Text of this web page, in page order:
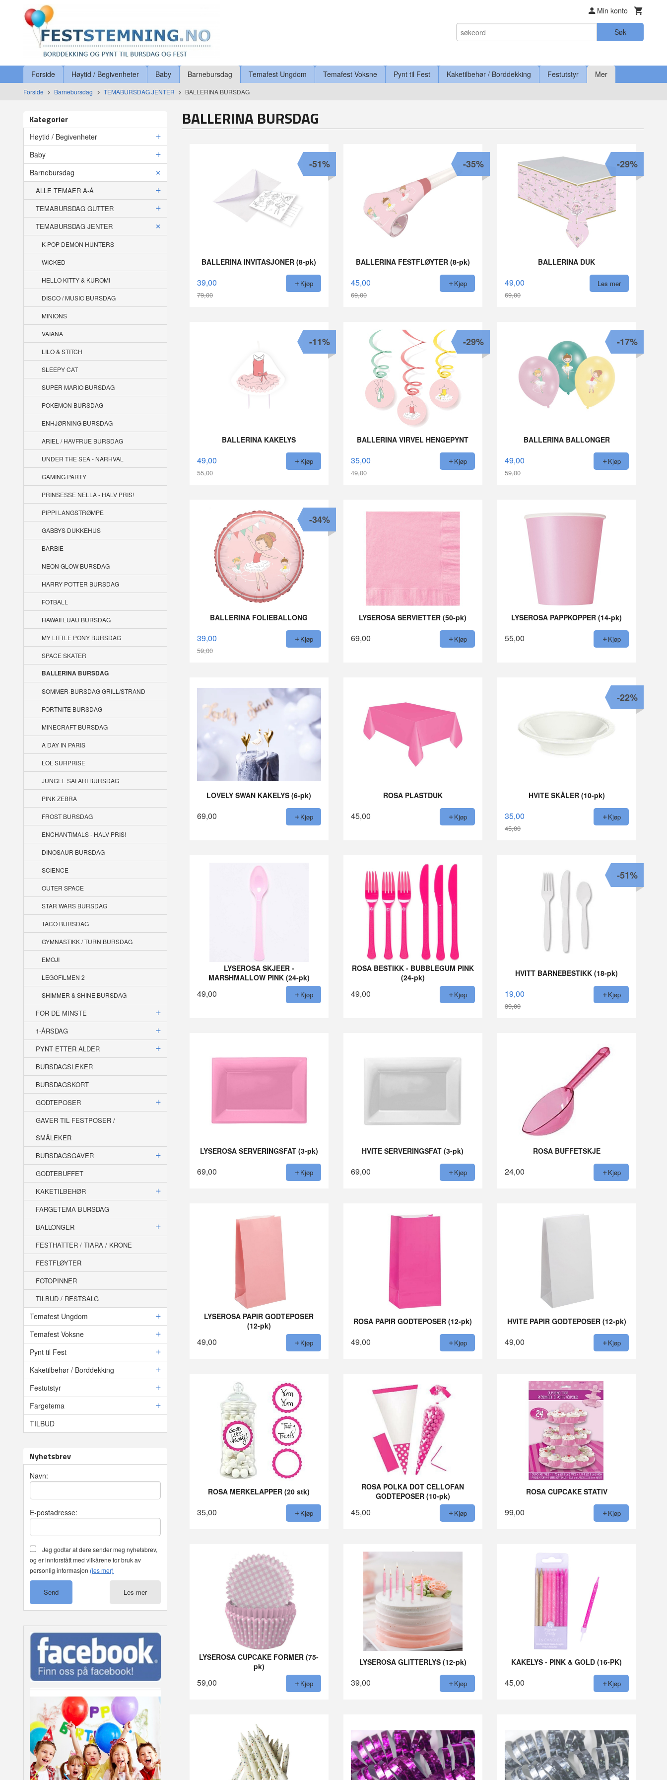
innholdet
Min konto
Søk
Produkter
Forside Høytid / Begivenheter Baby Barnebursdag Temafest Ungdom Temafest Voksne Pynt til Fest Kaketilbehør / Borddekking Festutstyr Mer
Forside Barnebursdag TEMABURSDAG JENTER BALLERINA BURSDAG
Kategorier
Høytid / Begivenheter
Baby
Barnebursdag
ALLE TEMAER A-Å
TEMABURSDAG GUTTER
TEMABURSDAG JENTER
K-POP DEMON HUNTERS
WICKED
HELLO KITTY & KUROMI
DISCO / MUSIC BURSDAG
MINIONS
VAIANA
LILO & STITCH
SLEEPY CAT
SUPER MARIO BURSDAG
POKEMON BURSDAG
ENHJØRNING BURSDAG
ARIEL / HAVFRUE BURSDAG
UNDER THE SEA - NARHVAL
GAMING PARTY
PRINSESSE NELLA - HALV PRIS!
PIPPI LANGSTRØMPE
GABBYS DUKKEHUS
BARBIE
NEON GLOW BURSDAG
HARRY POTTER BURSDAG
FOTBALL
HAWAII LUAU BURSDAG
MY LITTLE PONY BURSDAG
SPACE SKATER
BALLERINA BURSDAG
SOMMER-BURSDAG GRILL/STRAND
FORTNITE BURSDAG
MINECRAFT BURSDAG
A DAY IN PARIS
LOL SURPRISE
JUNGEL SAFARI BURSDAG
PINK ZEBRA
FROST BURSDAG
ENCHANTIMALS - HALV PRIS!
DINOSAUR BURSDAG
SCIENCE
OUTER SPACE
STAR WARS BURSDAG
TACO BURSDAG
GYMNASTIKK / TURN BURSDAG
EMOJI
LEGOFILMEN 2
SHIMMER & SHINE BURSDAG
FOR DE MINSTE
1-ÅRSDAG
PYNT ETTER ALDER
BURSDAGSLEKER
BURSDAGSKORT
GODTEPOSER
GAVER TIL FESTPOSER /
SMÅLEKER
BURSDAGSGAVER
GODTEBUFFET
KAKETILBEHØR
FARGETEMA BURSDAG
BALLONGER
FESTHATTER / TIARA / KRONE
FESTFLØYTER
FOTOPINNER
TILBUD / RESTSALG
Temafest Ungdom
Temafest Voksne
Pynt til Fest
Kaketilbehør / Borddekking
Festutstyr
Fargetema
TILBUD
Nyhetsbrev
Navn:
E-postadresse:
Jeg godtar at dere sender meg nyhetsbrev,
og er innforstått med vilkårene for bruk av
personlig informasjon (les mer)
Les mer
BALLERINA BURSDAG
BALLERINA INVITASJONER (8-pk)
39,00
79,00
-51%
Kjøp
BALLERINA FESTFLØYTER (8-pk)
45,00
69,00
-35%
Kjøp
BALLERINA DUK
49,00
69,00
-29%
Les mer
BALLERINA KAKELYS
49,00
55,00
-11%
Kjøp
BALLERINA VIRVEL HENGEPYNT
35,00
49,00
-29%
Kjøp
BALLERINA BALLONGER
49,00
59,00
-17%
Kjøp
BALLERINA FOLIEBALLONG
39,00
59,00
-34%
Kjøp
LYSEROSA SERVIETTER (50-pk)
69,00 Kjøp
LYSEROSA PAPPKOPPER (14-pk)
55,00 Kjøp
LOVELY SWAN KAKELYS (6-pk)
69,00 Kjøp
ROSA PLASTDUK
45,00 Kjøp
HVITE SKÅLER (10-pk)
35,00
45,00
-22%
Kjøp
LYSEROSA SKJEER -
MARSHMALLOW PINK (24-pk)
49,00 Kjøp
ROSA BESTIKK - BUBBLEGUM PINK
(24-pk)
49,00 Kjøp
HVITT BARNEBESTIKK (18-pk)
19,00
39,00
-51%
Kjøp
LYSEROSA SERVERINGSFAT (3-pk)
69,00 Kjøp
HVITE SERVERINGSFAT (3-pk)
69,00 Kjøp
ROSA BUFFETSKJE
24,00 Kjøp
LYSEROSA PAPIR GODTEPOSER
(12-pk)
49,00 Kjøp
ROSA PAPIR GODTEPOSER (12-pk)
49,00 Kjøp
HVITE PAPIR GODTEPOSER (12-pk)
49,00 Kjøp
ROSA MERKELAPPER (20 stk)
35,00 Kjøp
ROSA POLKA DOT CELLOFAN
GODTEPOSER (10-pk)
45,00 Kjøp
ROSA CUPCAKE STATIV
99,00 Kjøp
LYSEROSA CUPCAKE FORMER (75-
pk)
59,00 Kjøp
LYSEROSA GLITTERLYS (12-pk)
39,00 Kjøp
KAKELYS - PINK & GOLD (16-PK)
45,00 Kjøp